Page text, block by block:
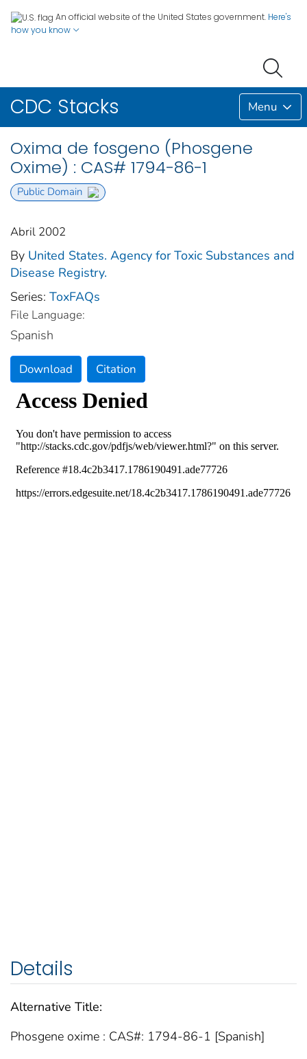
An official website of the United States government. Here's
how you know
CDC Stacks Menu
Oxima de fosgeno (Phosgene
Oxime) : CAS# 1794-86-1
Public Domain
Abril 2002
By United States. Agency for Toxic Substances and
Disease Registry.
Series: ToxFAQs
File Language:
Spanish
Download Citation
Details
Alternative Title:
Phosgene oxime : CAS#: 1794-86-1 [Spanish]